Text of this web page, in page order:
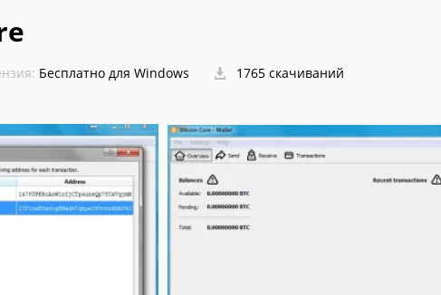
Бесплатно для Windows 1765 скачиваний